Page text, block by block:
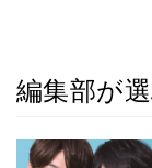
編集部が